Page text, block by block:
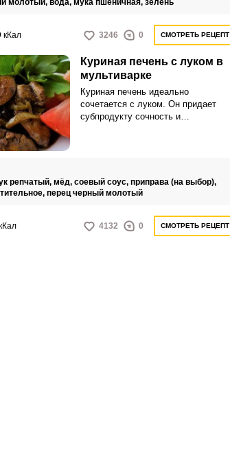
молотый, вода, мука пшеничная, зелень
кКал 3246 0 СМОТРЕТЬ РЕЦЕПТ
Куриная печень с луком в
мультиварке
Куриная печень идеально
сочетается с луком. Он придает
субпродукту сочность и
репчатый, мёд, соевый соус, приправа (на выбор),
перец черный молотый
4132 0 СМОТРЕТЬ РЕЦЕПТ